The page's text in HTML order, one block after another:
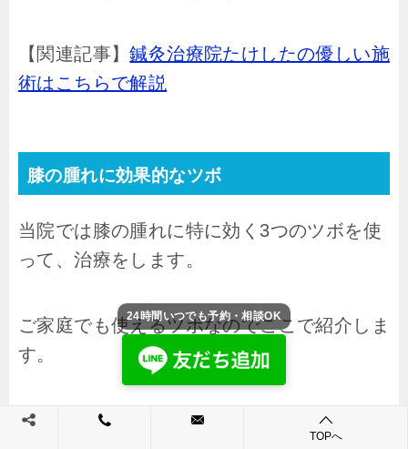
24時間いつでも予約・相談OK
【関連記事】鍼灸治療院たけしたの優しい施
術はこちらで解説
膝の腫れに効果的なツボ
当院では膝の腫れに特に効く3つのツボを使
って、治療をします。
ご家庭でも使えるツボなのでここで紹介しま
す。
TOPへ